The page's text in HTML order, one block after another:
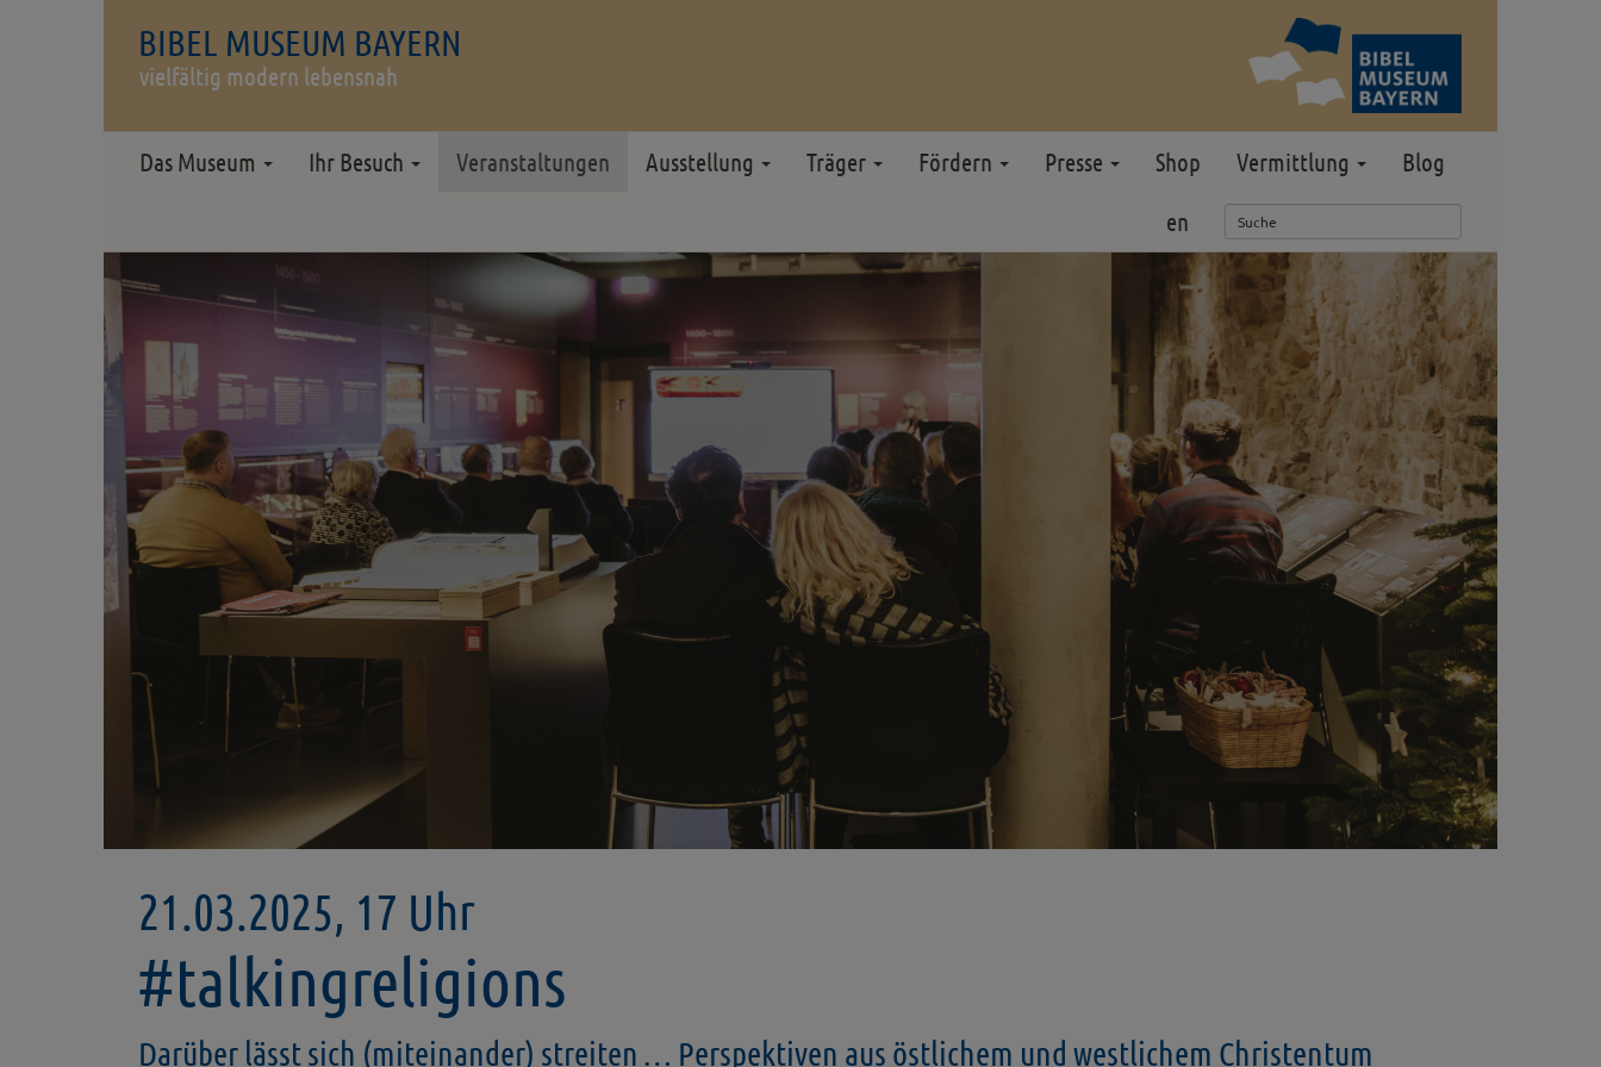
BIBEL MUSEUM BAYERN
vielfältig modern lebensnah
Das Museum Ihr Besuch Veranstaltungen Ausstellung Träger Fördern Presse Shop Vermittlung Blog
en
21.03.2025, 17 Uhr
#talkingreligions
Darüber lässt sich (miteinander) streiten … Perspektiven aus östlichem und westlichem Christentum